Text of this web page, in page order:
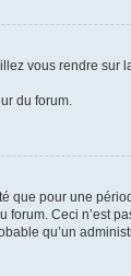
vous rendre sur
du forum.
pour une
Ceci n’est
qu’un